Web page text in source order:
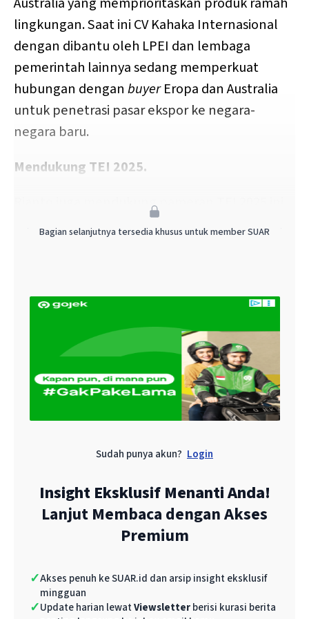
lingkungan. Saat ini CV Kahaka Internasional
dengan dibantu oleh LPEI dan lembaga
pemerintah lainnya sedang memperkuat
hubungan dengan buyerEropa dan Australia
untuk penetrasi pasar ekspor ke negara-
negara baru.
Mendukung TEI 2025.
Rianto juga mendukung pameran TEI 2025 ini
karena bisa menjembatani produsen dalam
dengan calon buyers dari Vietnam yang akan
melihat kualitas lidi sawit Indonesia.
Manfaat utama Trade Expo bagi eksportir
seperti dirinya adalah platform pertemuan
bisnis yang bisa memfasilitasi pertemuan
antara eksportir dan ribuan buyer
internasional, baik secara langsung maupun
melalui business matching.
Memperluas pasar dan menjadi etalase untuk
memamerkan produk unggulan ke pasar
global, yang dapat membantu menembus
“Selama TEI berlangsung, kemungkinan
Bagian selanjutnya tersedia khusus untuk member SUAR
Sudah punya akun? Login
Insight Eksklusif Menanti Anda!
Lanjut Membaca dengan Akses
Premium
✓Akses penuh ke SUAR.id dan arsip insight eksklusif
mingguan
✓Update harian lewatViewsletterberisi kurasi berita